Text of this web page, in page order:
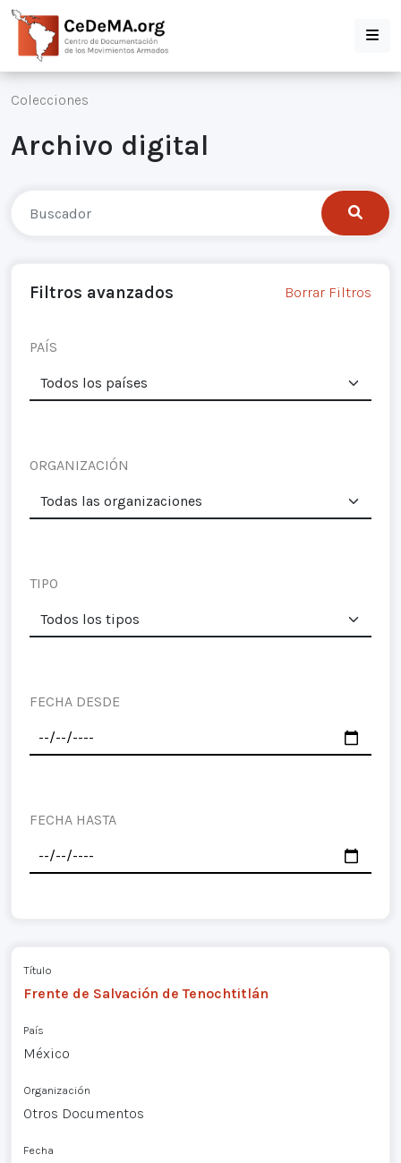
Colecciones
Archivo digital
Filtros avanzados Borrar Filtros
PAÍS
ORGANIZACIÓN
TIPO
FECHA DESDE
FECHA HASTA
Título
Frente de Salvación de Tenochtitlán
País
México
Organización
Otros Documentos
Fecha